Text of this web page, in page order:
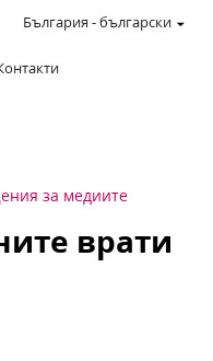
България -български
за медиите
врати